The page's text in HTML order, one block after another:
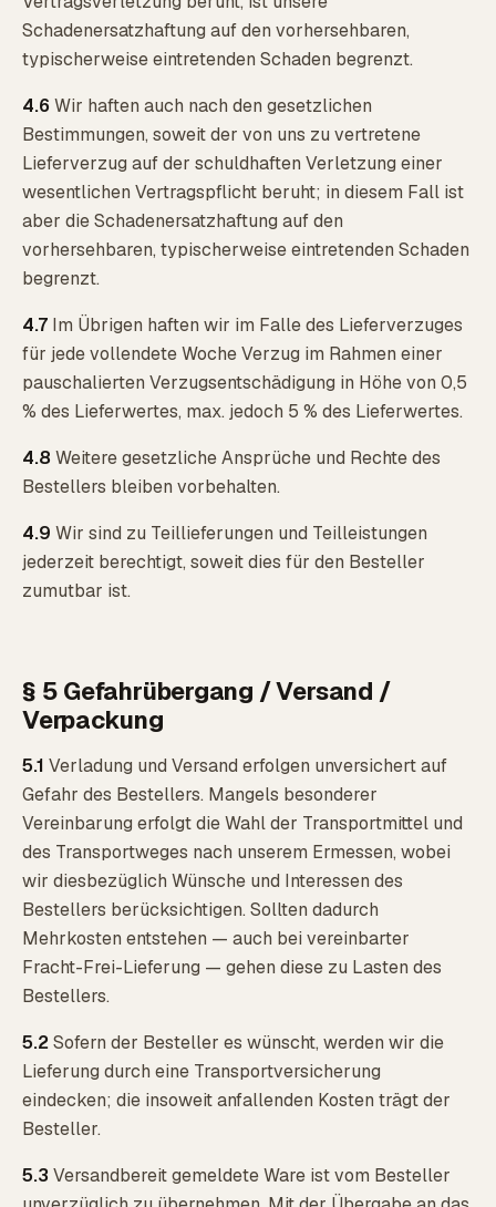
Schadenersatzhaftung auf den vorhersehbaren,
typischerweise eintretenden Schaden begrenzt.
4.6 Wir haften auch nach den gesetzlichen
Bestimmungen, soweit der von uns zu vertretene
Lieferverzug auf der schuldhaften Verletzung einer
wesentlichen Vertragspflicht beruht; in diesem Fall ist
aber die Schadenersatzhaftung auf den
vorhersehbaren, typischerweise eintretenden Schaden
begrenzt.
4.7 Im Übrigen haften wir im Falle des Lieferverzuges
für jede vollendete Woche Verzug im Rahmen einer
pauschalierten Verzugsentschädigung in Höhe von 0,5
% des Lieferwertes, max. jedoch 5 % des Lieferwertes.
4.8 Weitere gesetzliche Ansprüche und Rechte des
Bestellers bleiben vorbehalten.
4.9 Wir sind zu Teillieferungen und Teilleistungen
jederzeit berechtigt, soweit dies für den Besteller
zumutbar ist.
§ 5 Gefahrübergang / Versand /
Verpackung
5.1 Verladung und Versand erfolgen unversichert auf
Gefahr des Bestellers. Mangels besonderer
Vereinbarung erfolgt die Wahl der Transportmittel und
des Transportweges nach unserem Ermessen, wobei
wir diesbezüglich Wünsche und Interessen des
Bestellers berücksichtigen. Sollten dadurch
Mehrkosten entstehen — auch bei vereinbarter
Fracht-Frei-Lieferung — gehen diese zu Lasten des
Bestellers.
5.2Sofern der Besteller es wünscht, werden wir die
Lieferung durch eine Transportversicherung
eindecken; die insoweit anfallenden Kosten trägt der
Besteller.
5.3 Versandbereit gemeldete Ware ist vom Besteller